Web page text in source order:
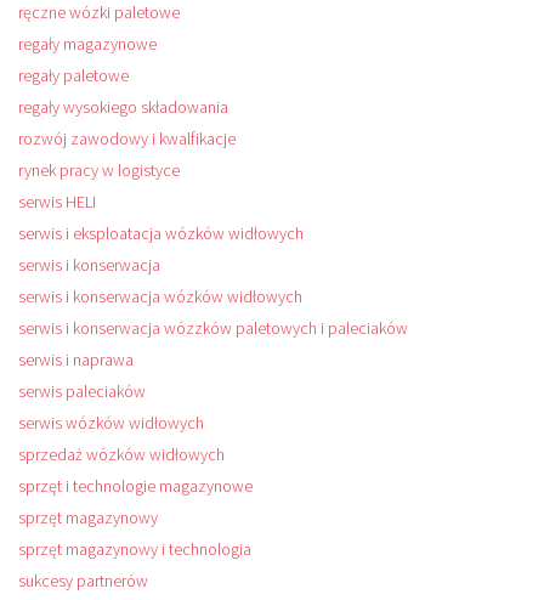
ręczne wózki paletowe
regały magazynowe
regały paletowe
regały wysokiego składowania
rozwój zawodowy i kwalfikacje
rynek pracy w logistyce
serwis HELI
serwis i eksploatacja wózków widłowych
serwis i konserwacja
serwis i konserwacja wózków widłowych
serwis i konserwacja wózzków paletowych i paleciaków
serwis i naprawa
serwis paleciaków
serwis wózków widłowych
sprzedaż wózków widłowych
sprzęt i technologie magazynowe
sprzęt magazynowy
sprzęt magazynowy i technologia
sukcesy partnerów